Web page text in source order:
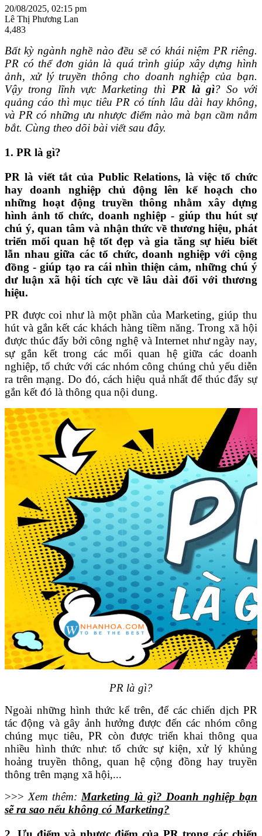
20/08/2025, 02:15 pm
Lê Thị Phương Lan
4,483
Bất kỳ ngành nghề nào đều sẽ có khái niệm PR riêng.
PR có thể đơn giản là quá trình giúp xây dựng hình
ảnh, xử lý truyền thông cho doanh nghiệp của bạn.
Vậy trong lĩnh vực Marketing thì PR là gì? So với
quảng cáo thì mục tiêu PR có tính lâu dài hay không,
và PR có những ưu nhược điểm nào mà bạn cầm nắm
bắt. Cùng theo dõi bài viết sau đây.
1. PR là gì?
PR là viết tắt của Public Relations, là việc tổ chức
hay doanh nghiệp chủ động lên kế hoạch cho
những hoạt động truyền thông nhằm xây dựng
hình ảnh tổ chức, doanh nghiệp - giúp thu hút sự
chú ý, quan tâm và nhận thức về thương hiệu, phát
triển mối quan hệ tốt đẹp và gia tăng sự hiểu biết
lẫn nhau giữa các tổ chức, doanh nghiệp với cộng
đồng - giúp tạo ra cái nhìn thiện cảm, những chú ý
dư luận xã hội tích cực về lâu dài đối với thương
hiệu.
PR được coi như là một phần của Marketing, giúp thu
hút và gắn kết các khách hàng tiềm năng.Trong xã hội
được thúc đẩy bởi công nghệ và Internet như ngày nay,
sự gắn kết trong các mối quan hệ giữa các doanh
nghiệp, tổ chức với các nhóm công chúng chủ yếu diễn
ra trên mạng. Do đó, cách hiệu quả nhất để thúc đẩy sự
gắn kết đó là thông qua nội dung.
PR là gì?
Ngoài những hình thức kể trên, để các chiến dịch PR
tác động và gây ảnh hưởng được đến các nhóm công
chúng mục tiêu, PR còn được triển khai thông qua
nhiều hình thức như: tổ chức sự kiện, xử lý khủng
hoảng truyền thông, quan hệ cộng đồng hay truyền
thông trên mạng xã hội,...
>>> Xem thêm: Marketing là gì? Doanh nghiệp bạn
sẽ ra sao nếu không có Marketing?